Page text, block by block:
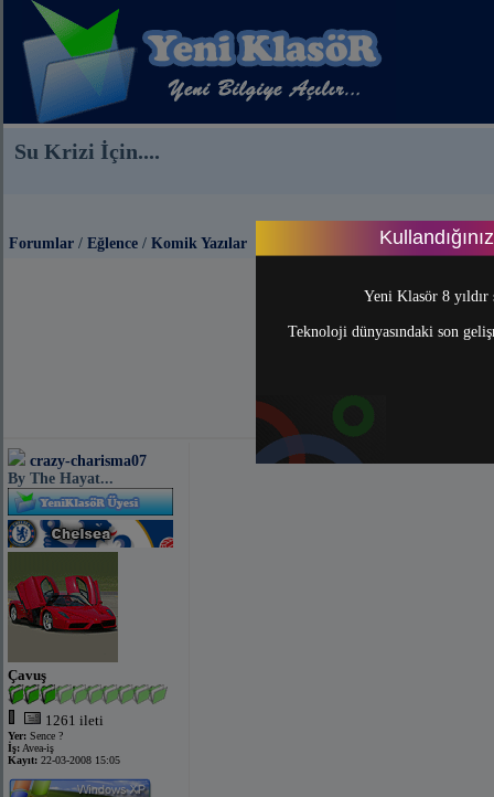
Yeni Klasör 8
Teknoloji dünyasındaki son
Su Krizi İçin....
Forumlar / Eğlence / Komik Yazılar
crazy-charisma07
By The Hayat...
Çavuş
1261 ileti
Yer: Sence ?
İş: Avea-iş
Kayıt: 22-03-2008 15:05